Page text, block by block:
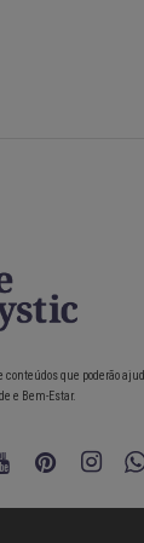
conteúdos que poderão
e Bem-Estar.